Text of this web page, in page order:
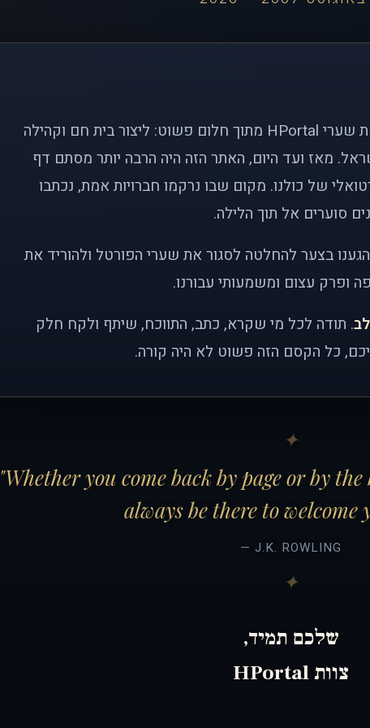
לפני כמעט שני עשורים, פתחנו את שערי HPortal מתוך חלום פשוט: ליצור בית חם וקהילה
מאז ועד היום, האתר הזה היה הרבה יותר מסתם דף
של כולנו. מקום שבו נרקמו חברויות אמת, נכתבו
סוערים אל תוך הלילה.
בצער להחלטה לסגור את שערי הפורטל ולהוריד את
ופרק עצום ומשמעותי עבורנו.
. תודה לכל מי שקרא, כתב, התווכח, שיתף ולקח חלק
כל הקסם הזה פשוט לא היה קורה.
"Whether you come back by page or by
always be there to welcome
— J.K. ROWLING
שלכם תמיד,
צוות HPortal